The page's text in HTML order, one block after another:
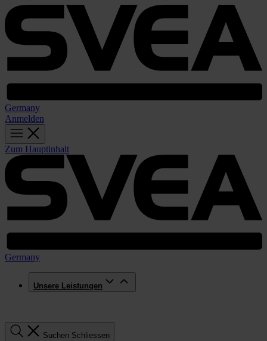
Germany
Anmelden
Zum Hauptinhalt
Germany
Unsere Leistungen
Suchen Schliessen